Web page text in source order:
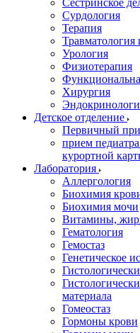
Сестринское
Сурдология
Терапия
Травматология
Урология
Физиотерапия
Хирургия
Детское отделение
Первичный
прием
курортной
Лаборатория
Аллергология
Биохимия
Биохимия мочи
Витамины,
Гематология
Гемостаз
Генетическое
материала
Гомеостаз
Гормоны крови